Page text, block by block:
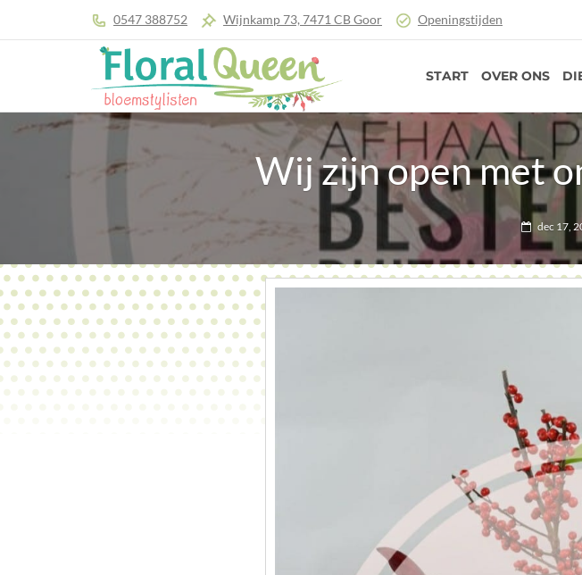
0547 388752 Wijnkamp 73, 7471 CB Goor Openingstijden
START OVER ONS
Wij zijn open met
dec 17,